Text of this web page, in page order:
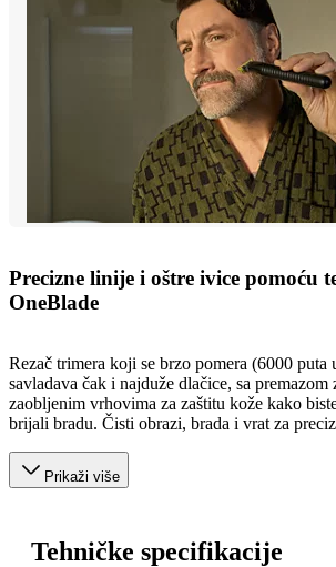
Precizne linije i oštre ivice pomoću
OneBlade
Rezač trimera koji se brzo pomera (6000 puta
savladava čak i najduže dlačice, sa premazom
zaobljenim vrhovima za zaštitu kože kako
brijali bradu. Čisti obrazi, brada i vrat za
Prikaži više
Tehničke specifikacije